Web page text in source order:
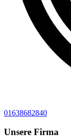
01638682840
Unsere Firma